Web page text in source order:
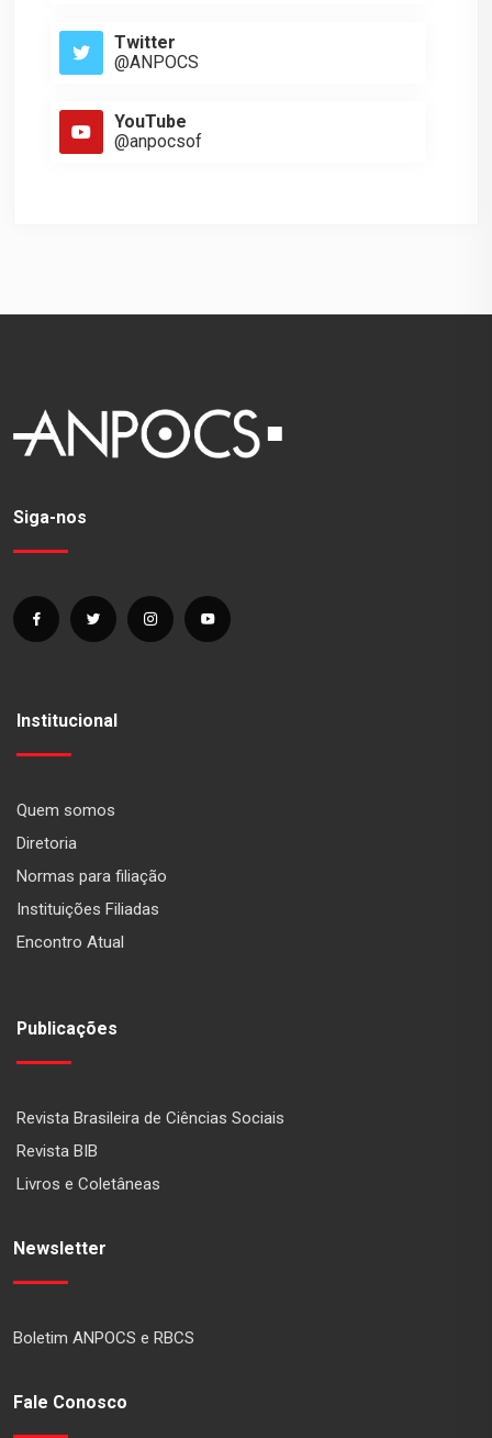
Twitter
@ANPOCS
YouTube
@anpocsof
Siga-nos
Institucional
Quem somos
Diretoria
Normas para filiação
Instituições Filiadas
Encontro Atual
Publicações
Revista Brasileira de Ciências Sociais
Revista BIB
Livros e Coletâneas
Newsletter
Boletim ANPOCS e RBCS
Fale Conosco